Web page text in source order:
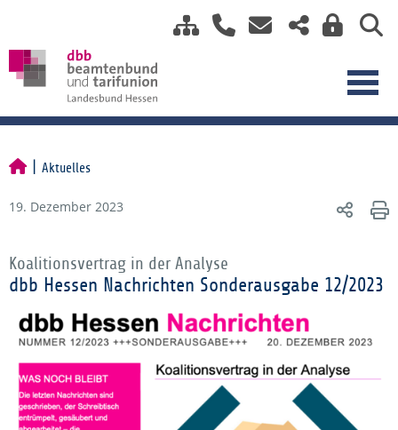
Aktuelles
19. Dezember 2023
Koalitionsvertrag in der Analyse
dbb Hessen Nachrichten Sonderausgabe 12/2023